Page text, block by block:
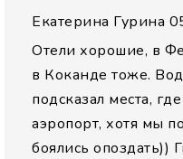
Екатерина Гурина
Отели хорошие, в
в Коканде тоже.
подсказал места,
аэропорт, хотя мы
боялись опоздать))